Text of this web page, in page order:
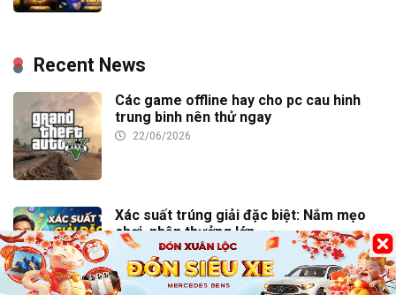
Recent News
Các game offline hay cho pc cau hinh
trung binh nên thử ngay
22/06/2026
Xác suất trúng giải đặc biệt: Nắm mẹo
chơi, nhận thưởng lớn
30/05/2026